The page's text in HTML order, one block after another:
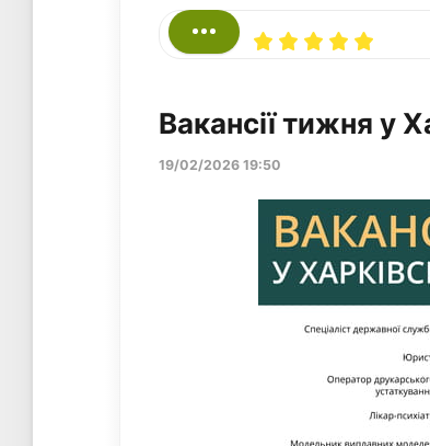
Вакансії тижня у
19/02/2026 19:50